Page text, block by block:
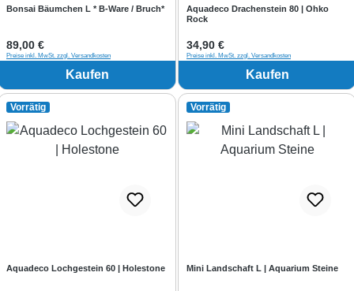
Bonsai Bäumchen L * B-Ware / Bruch*
Regulärer Preis:
89,00 €
Preise inkl. MwSt. zzgl. Versandkosten
Kaufen
Aquadeco Drachenstein 80 | Ohko
Rock
Regulärer Preis:
34,90 €
Preise inkl. MwSt. zzgl. Versandkosten
Kaufen
Vorrätig
Aquadeco Lochgestein 60 | Holestone
Vorrätig
Mini Landschaft L | Aquarium Steine